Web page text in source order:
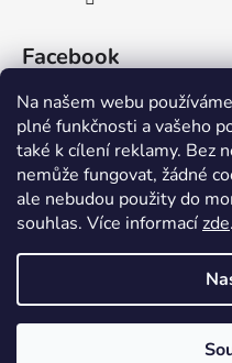
Na našem webu
plné funkčnosti a vašeho
také k cílení reklamy. Bez
nemůže fungovat, žádné
ale nebudou použity do
souhlas. Více informacízde.
Facebook
Partnerská